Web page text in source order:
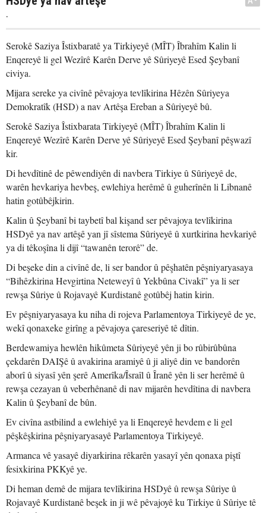
.
Serokê Saziya Îstixbaratê ya Tirkiyeyê (MÎT) Îbrahîm Kalin li
Enqereyê li gel Wezîrê Karên Derve yê Sûriyeyê Esed Şeybanî
civiya.
Mijara sereke ya civînê pêvajoya tevlîkirina Hêzên Sûriyeya
Demokratîk (HSD) a nav Artêşa Ereban a Sûriyeyê bû.
Serokê Saziya Îstixbarata Tirkiyeyê (MÎT) Îbrahîm Kalin li
Enqereyê Wezîrê Karên Derve yê Sûriyeyê Esed Şeybanî pêşwazî
kir.
Di hevdîtinê de pêwendiyên di navbera Tirkiye û Sûriyeyê de,
warên hevkariya hevbeş, ewlehiya herêmê û guherînên li Libnanê
hatin gotûbêjkirin.
Kalin û Şeybanî bi taybetî bal kişand ser pêvajoya tevlîkirina
HSDyê ya nav artêşê yan jî sîstema Sûriyeyê û xurtkirina hevkariyê
ya di têkoşîna li dijî “tawanên terorê” de.
Di beşeke din a civînê de, li ser bandor û pêşhatên pêşniyaryasaya
“Bihêzkirina Hevgirtina Neteweyî û Yekbûna Civakî” ya li ser
rewşa Sûriye û Rojavayê Kurdistanê gotûbêj hatin kirin.
Ev pêşniyaryasaya ku niha di rojeva Parlamentoya Tirkiyeyê de ye,
wekî qonaxeke girîng a pêvajoya çareseriyê tê dîtin.
Berdewamiya hewlên hikûmeta Sûriyeyê yên ji bo rûbirûbûna
çekdarên DAIŞê û avakirina aramiyê û ji aliyê din ve bandorên
aborî û siyasî yên şerê Amerîka/Îsraîl û Îranê yên li ser herêmê û
rewşa cezayan û veberhênanê di nav mijarên hevdîtina di navbera
Kalin û Şeybanî de bûn.
Ev civîna astbilind a ewlehiyê ya li Enqereyê hevdem e li gel
pêşkêşkirina pêşniyaryasayê Parlamentoya Tirkiyeyê.
Armanca vê yasayê diyarkirina rêkarên yasayî yên qonaxa piştî
fesixkirina PKKyê ye.
Di heman demê de mijara tevlîkirina HSDyê û rewşa Sûriye û
Rojavayê Kurdistanê beşek in ji wê pêvajoyê ku Tirkiye û Sûriye tê